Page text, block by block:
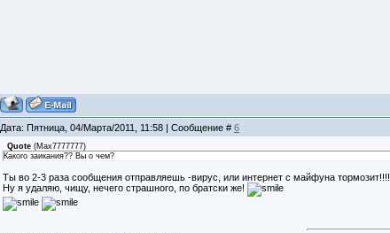
Дата: Пятница, 04/Марта/2011, 11:58 | Сообщение # 6
Quote (Max7777777)
Какого заикания?? Вы о чем?
Ты во 2-3 раза сообщения отправляешь -вирус, или интернет с майфуна тормозит!!!!
Ну я удаляю, чищу, нечего страшного, по братски же!